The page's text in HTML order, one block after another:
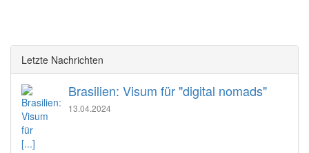
Letzte Nachrichten
Brasilien: Visum für "digital nomads"
13.04.2024
[...]